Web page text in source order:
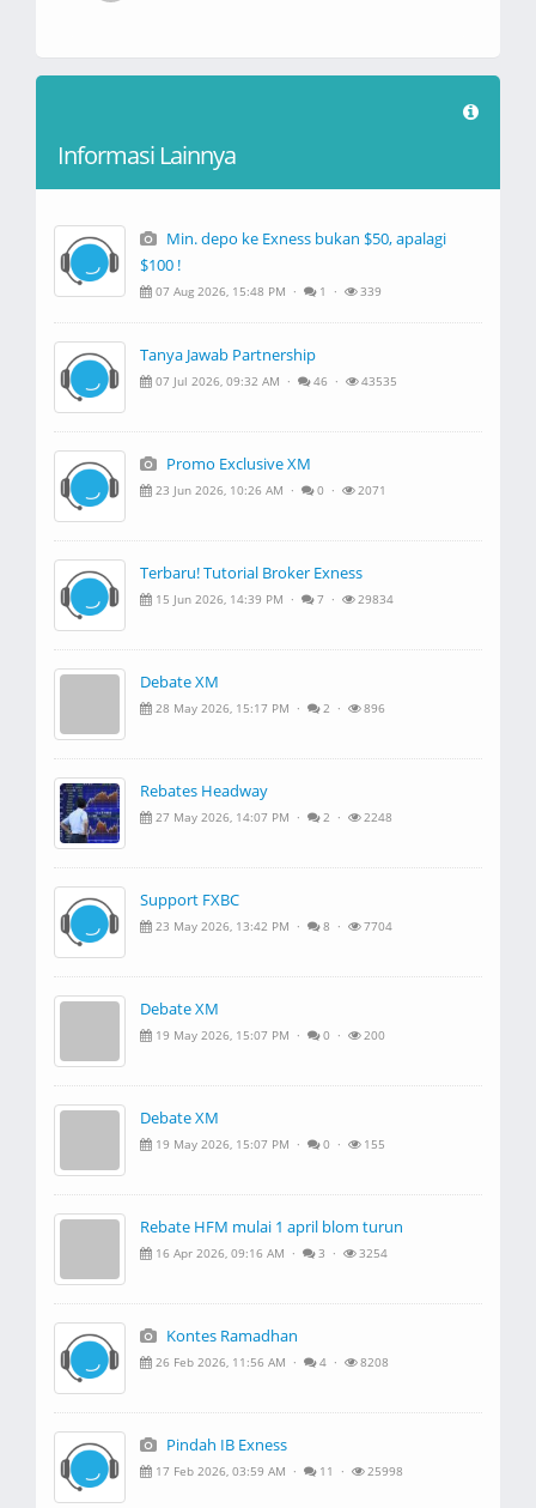
Informasi Lainnya
Min. depo ke Exness bukan $50, apalagi
$100 !
07 Aug 2026, 15:48 PM · 1 · 339
Tanya Jawab Partnership
07 Jul 2026, 09:32 AM · 46 · 43535
Promo Exclusive XM
23 Jun 2026, 10:26 AM · 0 · 2071
Terbaru! Tutorial Broker Exness
15 Jun 2026, 14:39 PM · 7 · 29834
Debate XM
28 May 2026, 15:17 PM · 2 · 896
Rebates Headway
27 May 2026, 14:07 PM · 2 · 2248
Support FXBC
23 May 2026, 13:42 PM · 8 · 7704
Debate XM
19 May 2026, 15:07 PM · 0 · 200
Debate XM
19 May 2026, 15:07 PM · 0 · 155
Rebate HFM mulai 1 april blom turun
16 Apr 2026, 09:16 AM · 3 · 3254
Kontes Ramadhan
26 Feb 2026, 11:56 AM · 4 · 8208
Pindah IB Exness
17 Feb 2026, 03:59 AM · 11 · 25998